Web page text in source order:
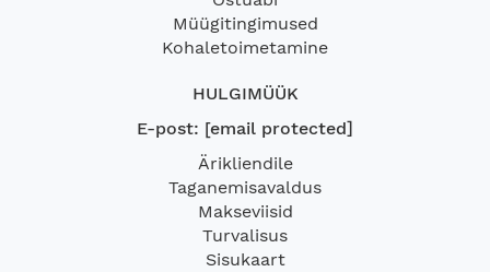
Müügitingimused
Kohaletoimetamine
HULGIMÜÜK
E-post: [email protected]
Ärikliendile
Taganemisavaldus
Makseviisid
Turvalisus
Sisukaart